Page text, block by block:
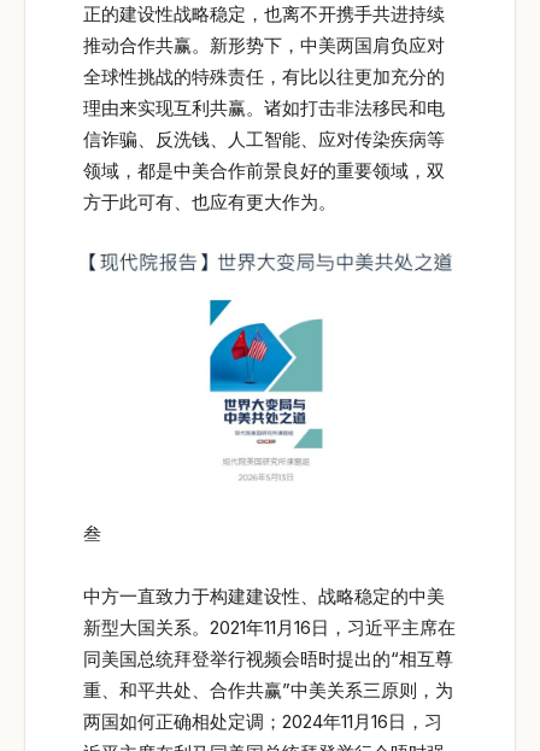
正的建设性战略稳定，也离不开携手共进持续
推动合作共赢。新形势下，中美两国肩负应对
全球性挑战的特殊责任，有比以往更加充分的
理由来实现互利共赢。诸如打击非法移民和电
信诈骗、反洗钱、人工智能、应对传染疾病等
领域，都是中美合作前景良好的重要领域，双
方于此可有、也应有更大作为。
叁
中方一直致力于构建建设性、战略稳定的中美
新型大国关系。2021年11月16日，习近平主席在
同美国总统拜登举行视频会晤时提出的“相互尊
重、和平共处、合作共赢”中美关系三原则，为
两国如何正确相处定调；2024年11月16日，习